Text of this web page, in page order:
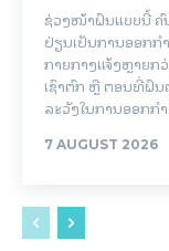
ຊ່ວງໜ້າຝົນແບບນີ້ ຄົ
ປ່ຽນເປັນການອອກ
ກາຍກາງແຈ້ງຫຼາຍກ
ເຊົາຕົກ ຫຼື ຕອນທີ່ຝົນ
ລະວັງໃນການອອກກ
7 AUGUST 2026